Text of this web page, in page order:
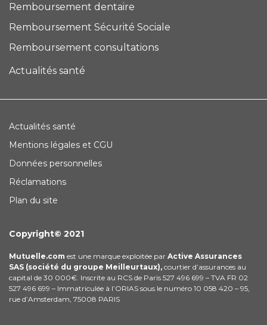
Remboursement dentaire
Remboursement Sécurité Sociale
Remboursement consultations
Actualités santé
Actualités santé
Mentions légales et CGU
Données personnelles
Réclamations
Plan du site
Copyright© 2021
Mutuelle.com est une marque exploitée par Active Assurances
SAS (société du groupe Meilleurtaux), courtier d’assurances au
capital de 30 000€. Inscrite au RCS de Paris 527 496 699 – TVA FR 02
527 496 699 – Immatriculée à l’ORIAS sous le numéro 10 058 420 – 95,
rue d’Amsterdam, 75008 PARIS